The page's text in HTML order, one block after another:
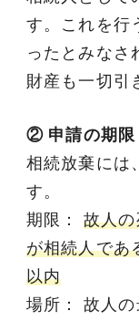
す。これを行
ったとみなさ
財産も一切引
② 申請の期限
相続放棄には
す。
期限： 故人
が相続人であ
以内
場所： 故人